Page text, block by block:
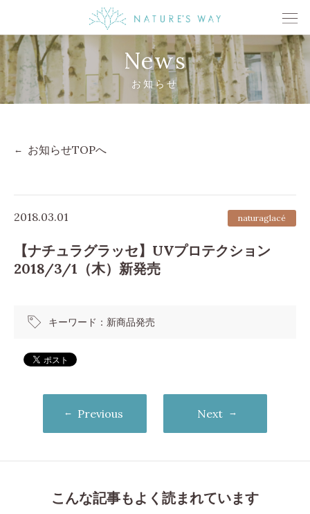
News
お知らせ
お知らせTOPへ
2018.03.01 naturaglacé
【ナチュラグラッセ】UVプロテクション
2018/3/1（木）新発売
キーワード： 新商品発売
Previous Next
こんな記事もよく読まれています